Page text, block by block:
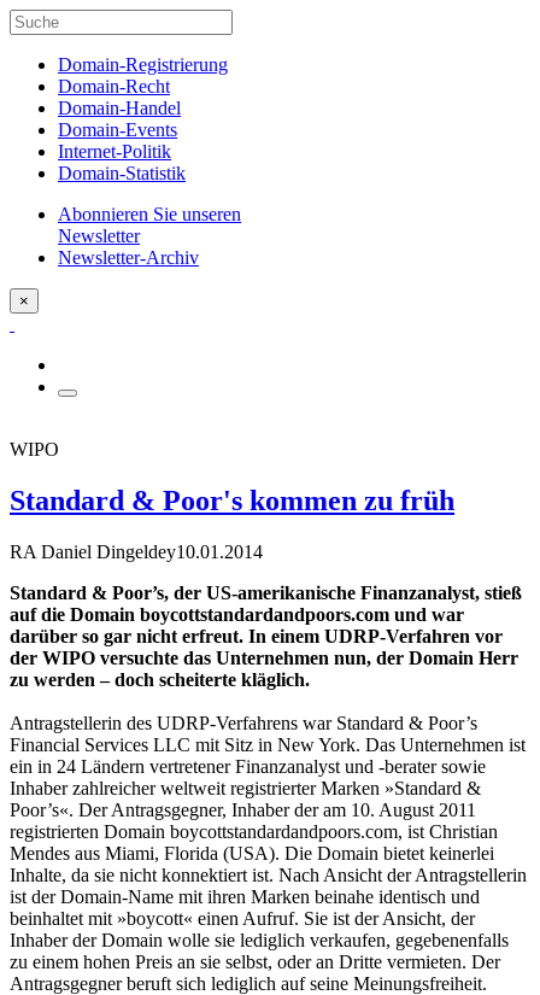
Domain-Registrierung
Domain-Recht
Domain-Handel
Domain-Events
Internet-Politik
Domain-Statistik
Abonnieren Sie unseren
Newsletter
Newsletter-Archiv
×
WIPO
Standard & Poor's kommen zu früh
RA Daniel Dingeldey10.01.2014
Standard & Poor’s, der US-amerikanische Finanzanalyst, stieß
auf die Domain boycottstandardandpoors.com und war
darüber so gar nicht erfreut. In einem UDRP-Verfahren vor
der WIPO versuchte das Unternehmen nun, der Domain Herr
zu werden – doch scheiterte kläglich.
Antragstellerin des UDRP-Verfahrens war Standard & Poor’s
Financial Services LLC mit Sitz in New York. Das Unternehmen ist
ein in 24 Ländern vertretener Finanzanalyst und -berater sowie
Inhaber zahlreicher weltweit registrierter Marken »Standard &
Poor’s«. Der Antragsgegner, Inhaber der am 10. August 2011
registrierten Domain boycottstandardandpoors.com, ist Christian
Mendes aus Miami, Florida (USA). Die Domain bietet keinerlei
Inhalte, da sie nicht konnektiert ist. Nach Ansicht der Antragstellerin
ist der Domain-Name mit ihren Marken beinahe identisch und
beinhaltet mit »boycott« einen Aufruf. Sie ist der Ansicht, der
Inhaber der Domain wolle sie lediglich verkaufen, gegebenenfalls
zu einem hohen Preis an sie selbst, oder an Dritte vermieten. Der
Antragsgegner beruft sich lediglich auf seine Meinungsfreiheit.